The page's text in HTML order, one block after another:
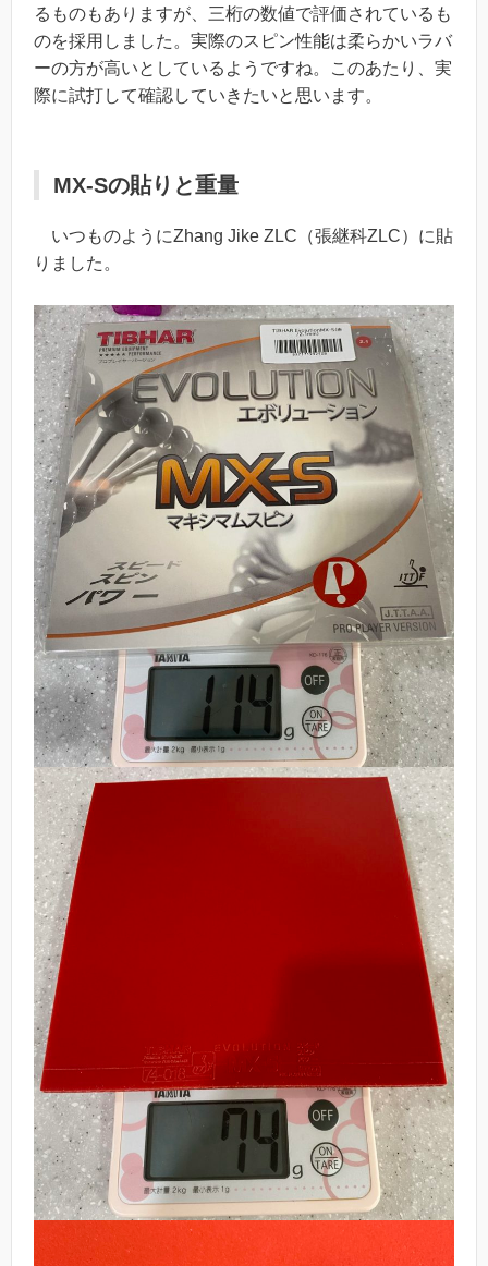
るものもありますが、三桁の数値で評価されているも
のを採用しました。実際のスピン性能は柔らかいラバ
ーの方が高いとしているようですね。このあたり、実
際に試打して確認していきたいと思います。
MX-Sの貼りと重量
いつものようにZhang Jike ZLC（張継科ZLC）に貼
りました。